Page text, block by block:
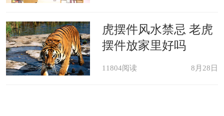
虎摆件风水禁忌 老虎
摆件放家里好吗
11804阅读 8月28日